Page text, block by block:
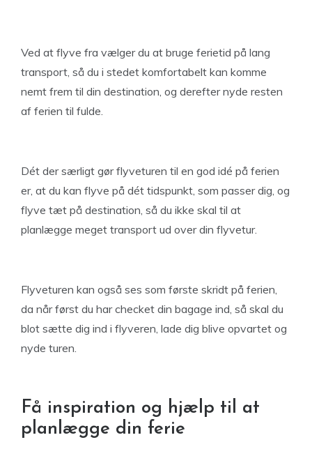
Ved at flyve fra vælger du at bruge ferietid på lang
transport, så du i stedet komfortabelt kan komme
nemt frem til din destination, og derefter nyde resten
af ferien til fulde.
Dét der særligt gør flyveturen til en god idé på ferien
er, at du kan flyve på dét tidspunkt, som passer dig, og
flyve tæt på destination, så du ikke skal til at
planlægge meget transport ud over din flyvetur.
Flyveturen kan også ses som første skridt på ferien,
da når først du har checket din bagage ind, så skal du
blot sætte dig ind i flyveren, lade dig blive opvartet og
nyde turen.
Få inspiration og hjælp til at
planlægge din ferie